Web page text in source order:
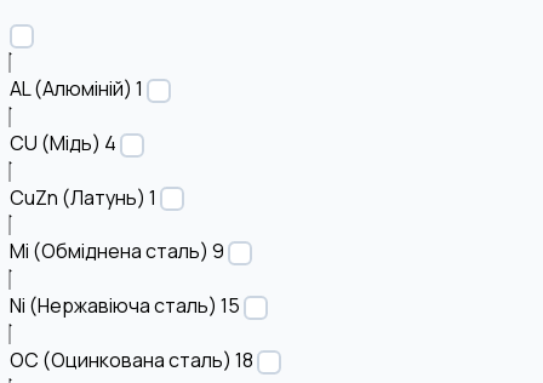
AL (Алюміній) 1
CU (Мідь) 4
CuZn (Латунь) 1
Mi (Обміднена сталь) 9
Ni (Нержавіюча сталь) 15
OC (Оцинкована сталь) 18